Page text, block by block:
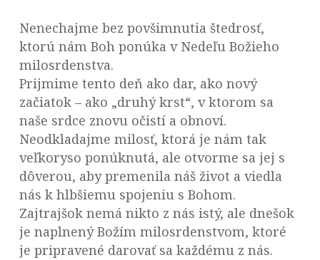
Nenechajme bez povšimnutia štedrosť,
ktorú nám Boh ponúka v Nedeľu Božieho
milosrdenstva.
Prijmime tento deň ako dar, ako nový
začiatok – ako „druhý krst“, v ktorom sa
naše srdce znovu očistí a obnoví.
Neodkladajme milosť, ktorá je nám tak
veľkoryso ponúknutá, ale otvorme sa jej s
dôverou, aby premenila náš život a viedla
nás k hlbšiemu spojeniu s Bohom.
Zajtrajšok nemá nikto z nás istý, ale dnešok
je naplnený Božím milosrdenstvom, ktoré
je pripravené darovať sa každému z nás.